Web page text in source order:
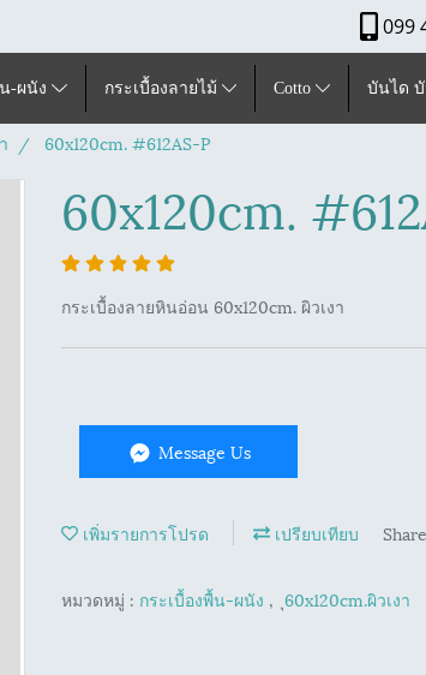
099
น-ผนัง กระเบื้องลายไม้ Cotto บันได
60x120cm. #612AS-P
60x120cm.
กระเบื้องลายหินอ่อน 60x120cm. ผิวเงา
Message Us
เพิ่มรายการโปรด เปรียบเทียบ Share
หมวดหมู่ : กระเบื้องพื้น-ผนัง , ุ60x120cm.ผิวเงา